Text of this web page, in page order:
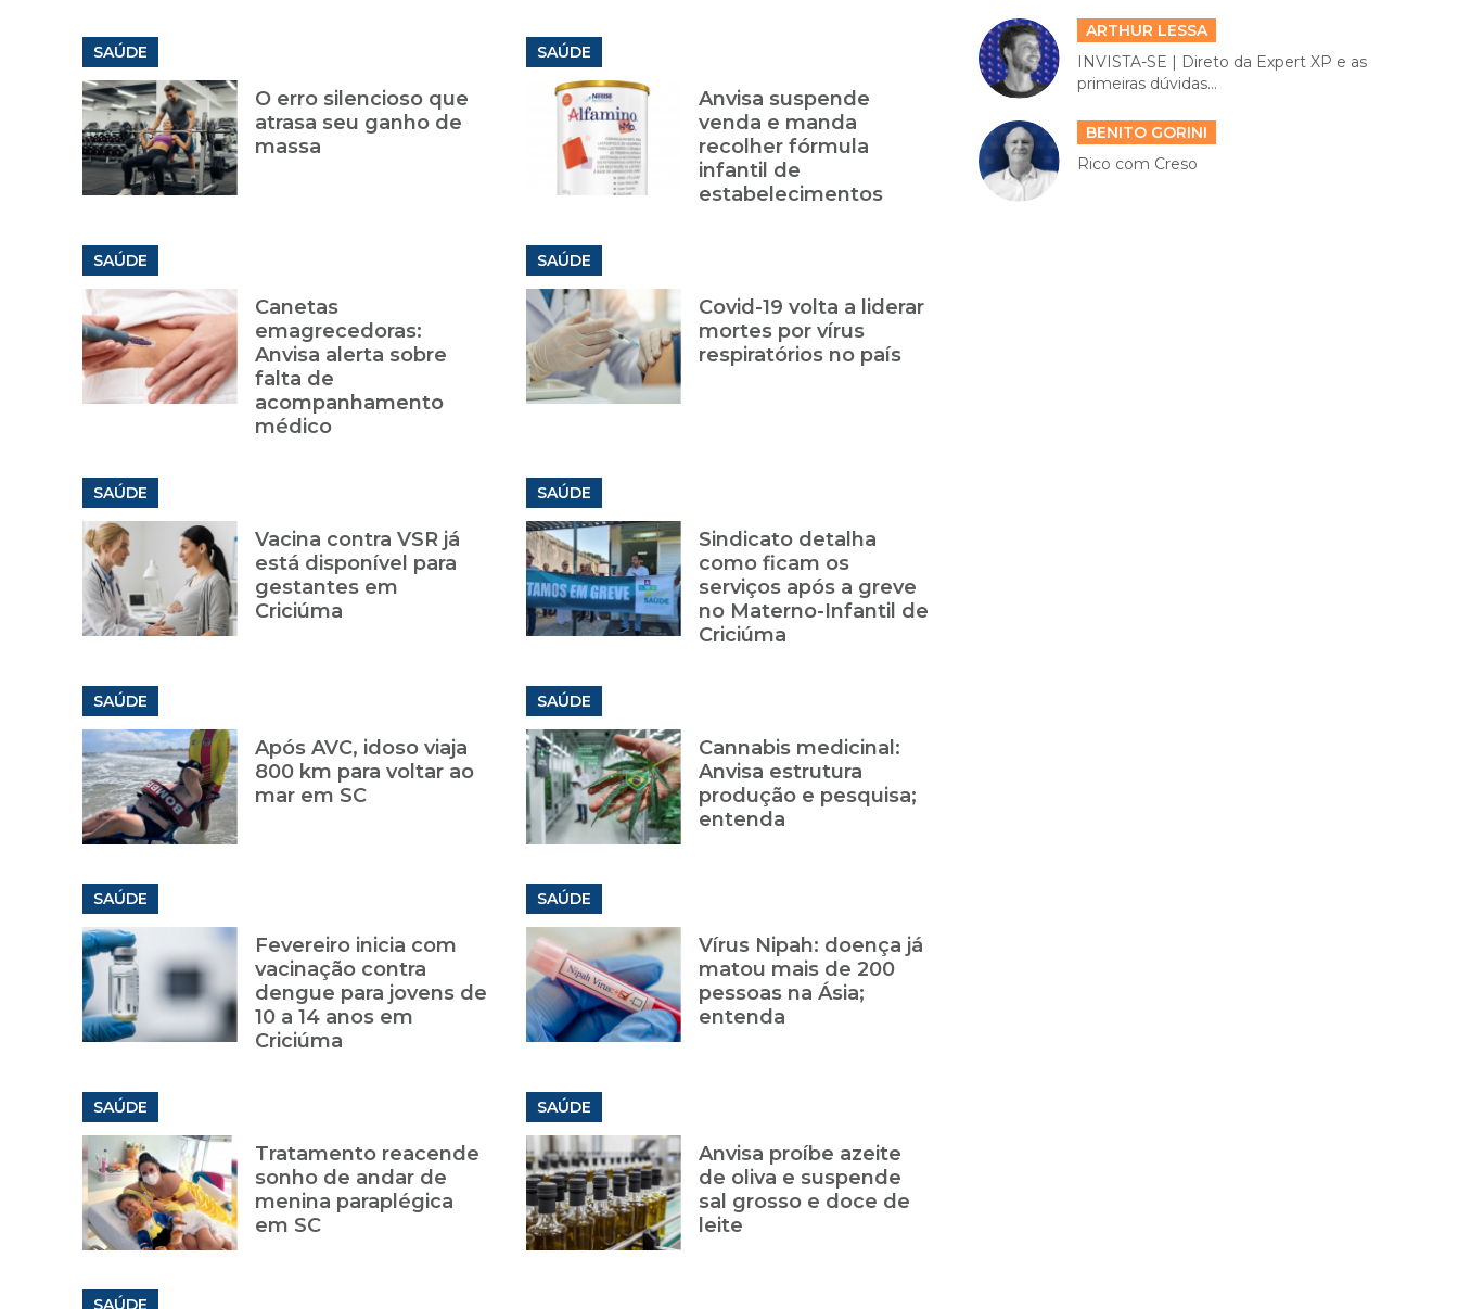
SAÚDE
O erro silencioso que
atrasa seu ganho de
massa
SAÚDE
Anvisa suspende
venda e manda
recolher fórmula
infantil de
estabelecimentos
SAÚDE
Canetas
emagrecedoras:
Anvisa alerta sobre
falta de
acompanhamento
médico
SAÚDE
Covid-19 volta a liderar
mortes por vírus
respiratórios no país
SAÚDE
Vacina contra VSR já
está disponível para
gestantes em
Criciúma
SAÚDE
Sindicato detalha
como ficam os
serviços após a greve
no Materno-Infantil de
Criciúma
SAÚDE
Após AVC, idoso viaja
800 km para voltar ao
mar em SC
SAÚDE
Cannabis medicinal:
Anvisa estrutura
produção e pesquisa;
entenda
SAÚDE
Fevereiro inicia com
vacinação contra
dengue para jovens de
10 a 14 anos em
Criciúma
SAÚDE
Vírus Nipah: doença já
matou mais de 200
pessoas na Ásia;
entenda
SAÚDE
Tratamento reacende
sonho de andar de
menina paraplégica
em SC
SAÚDE
Anvisa proíbe azeite
de oliva e suspende
sal grosso e doce de
leite
SAÚDE
ARTHUR LESSA
INVISTA-SE | Direto da Expert XP e as
primeiras dúvidas...
BENITO GORINI
Rico com Creso